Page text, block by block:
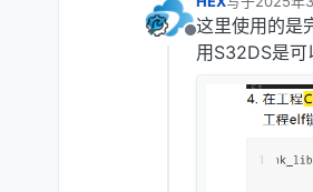
离线
最后由 编辑
这里使用的是
用S32DS是